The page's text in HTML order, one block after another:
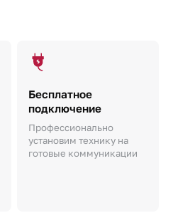
Бесплатное
подключение
Профессионально
установим технику на
готовые коммуникации